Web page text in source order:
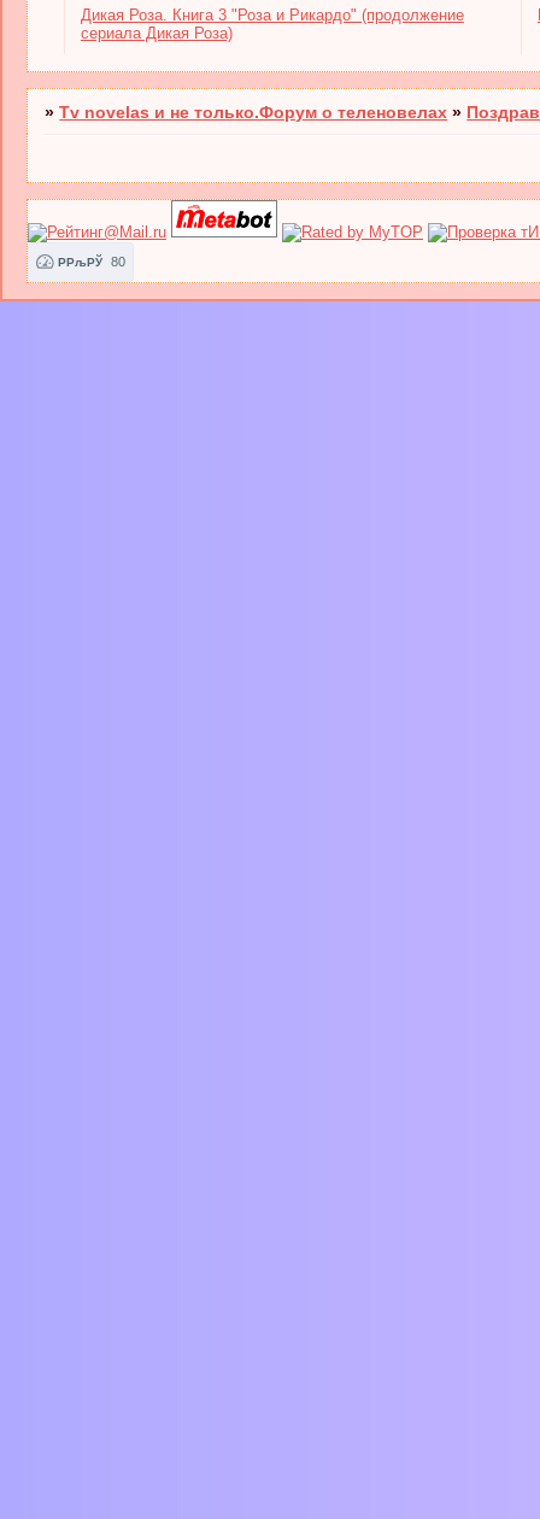
Дикая Роза. Книга 3 "Роза и Рикардо" (продолжение
сериала Дикая Роза)
»Tv novelas и не только.Форум о теленовелах »
РРљРЎ 80